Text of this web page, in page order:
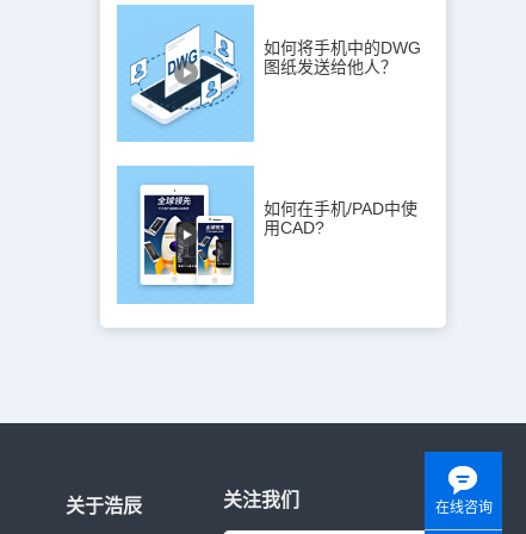
如何将手机中的DWG
图纸发送给他人？
如何在手机/PAD中使
用CAD?
关于浩辰 关注我们 在线咨询